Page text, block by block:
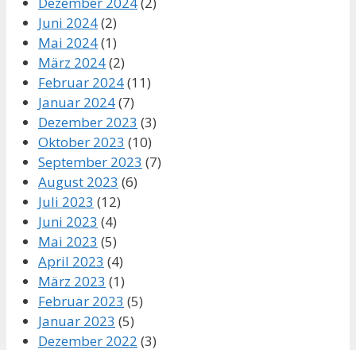
Juni 2024(2)
Mai 2024(1)
März 2024(2)
Februar 2024(11)
Januar 2024(7)
Dezember 2023 (3)
Oktober 2023 (10)
September 2023 (7)
August 2023 (6)
Juli 2023 (12)
Juni 2023 (4)
Mai 2023 (5)
April 2023 (4)
März 2023 (1)
Februar 2023 (5)
Januar 2023 (5)
Dezember 2022 (3)